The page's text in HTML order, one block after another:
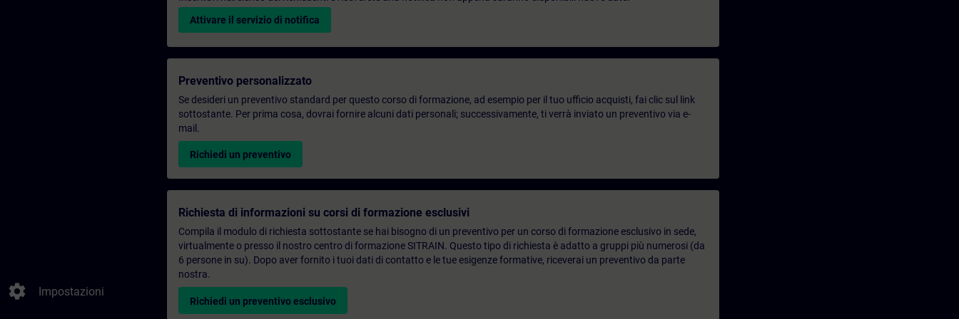
settings Impostazioni
Attivare il servizio di notifica
Preventivo personalizzato
Se desideri un preventivo standard per questo corso di formazione, ad esempio per il tuo ufficio acquisti, fai clic sul link
sottostante. Per prima cosa, dovrai fornire alcuni dati personali; successivamente, ti verrà inviato un preventivo via e-
mail.
Richiedi un preventivo
Richiesta di informazioni su corsi di formazione esclusivi
Compila il modulo di richiesta sottostante se hai bisogno di un preventivo per un corso di formazione esclusivo in sede,
virtualmente o presso il nostro centro di formazione SITRAIN. Questo tipo di richiesta è adatto a gruppi più numerosi (da
6 persone in su). Dopo aver fornito i tuoi dati di contatto e le tue esigenze formative, riceverai un preventivo da parte
nostra.
Richiedi un preventivo esclusivo